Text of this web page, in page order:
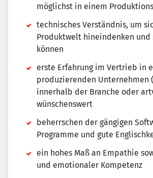
möglichst in einem
technisches Verständnis, um
Produktwelt hineindenken und
können
erste Erfahrung im Vertrieb in
produzierenden Unternehmen
innerhalb der Branche oder
wünschenswert
beherrschen der gängigen
Programme und gute
ein hohes Maß an Empathie
und emotionaler Kompetenz